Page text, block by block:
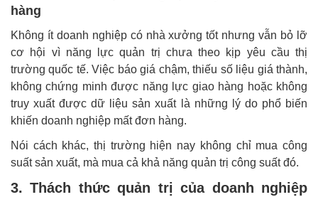
hàng
Không ít doanh nghiệp có nhà xưởng tốt nhưng vẫn bỏ lỡ
cơ hội vì năng lực quản trị chưa theo kịp yêu cầu thị
trường quốc tế. Việc báo giá chậm, thiếu số liệu giá thành,
không chứng minh được năng lực giao hàng hoặc không
truy xuất được dữ liệu sản xuất là những lý do phổ biến
khiến doanh nghiệp mất đơn hàng.
Nói cách khác, thị trường hiện nay không chỉ mua công
suất sản xuất, mà mua cả khả năng quản trị công suất đó.
3. Thách thức quản trị của doanh nghiệp